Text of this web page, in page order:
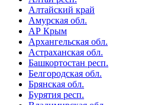
Алтайский край
Амурская обл.
АР Крым
Архангельская обл.
Астраханская обл.
Башкортостан респ.
Белгородская обл.
Брянская обл.
Бурятия респ.